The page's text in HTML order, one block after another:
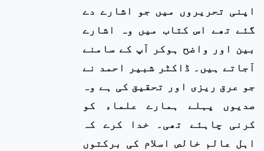
اپنی تحریروں میں جو اشارے دے
گئے تھے اس کتاب میں وہ اشارے
بین اور واضح ہوکر آپ کے سامنے
آجاتے ہیں۔ ڈاکٹر شبیر احمد نے
جو عرق ریزی اور تحقیق کی ہے وہ
صدیوں پہلے ہمارے علماء کو
کرنی چاہئے تھی۔ خدا کرے کہ
اہل عالم خالص اسلام کی برکتوں